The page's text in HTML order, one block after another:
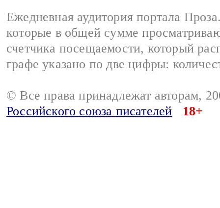
Ежедневная аудитория портала
которые в общей сумме
счетчика посещаемости, который
графе указано по две цифры:
© Все права принадлежат авторам,
Российского союза писателей
18+